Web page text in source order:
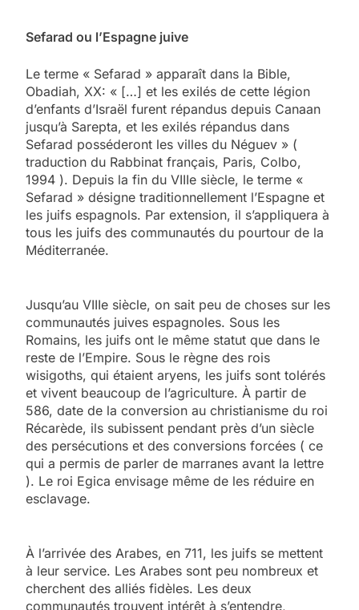
Sefarad ou l’Espagne juive
Le terme « Sefarad » apparaît dans la Bible,
Obadiah, XX: « […] et les exilés de cette légion
d’enfants d’Israël furent répandus depuis Canaan
jusqu’à Sarepta, et les exilés répandus dans
Sefarad posséderont les villes du Néguev » (
traduction du Rabbinat français, Paris, Colbo,
1994 ). Depuis la fin du VIIIe siècle, le terme «
Sefarad » désigne traditionnellement l’Espagne et
les juifs espagnols. Par extension, il s’appliquera à
tous les juifs des communautés du pourtour de la
Méditerranée.
Jusqu’au VIIIe siècle, on sait peu de choses sur les
communautés juives espagnoles. Sous les
Romains, les juifs ont le même statut que dans le
reste de l’Empire. Sous le règne des rois
wisigoths, qui étaient aryens, les juifs sont tolérés
et vivent beaucoup de l’agriculture. À partir de
586, date de la conversion au christianisme du roi
Récarède, ils subissent pendant près d’un siècle
des persécutions et des conversions forcées ( ce
qui a permis de parler de marranes avant la lettre
). Le roi Egica envisage même de les réduire en
esclavage.
À l’arrivée des Arabes, en 711, les juifs se mettent
à leur service. Les Arabes sont peu nombreux et
cherchent des alliés fidèles. Les deux
communautés trouvent intérêt à s’entendre,